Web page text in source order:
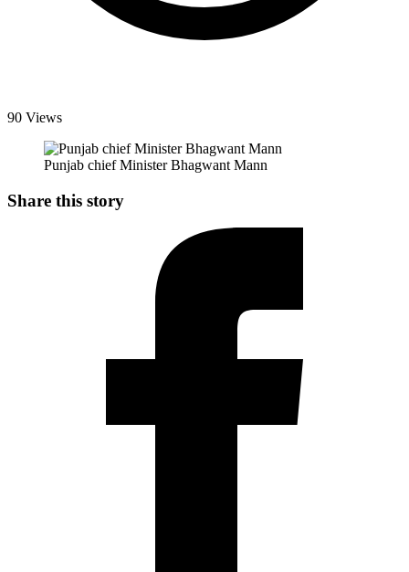
90 Views
Punjab chief Minister Bhagwant Mann
Share this story